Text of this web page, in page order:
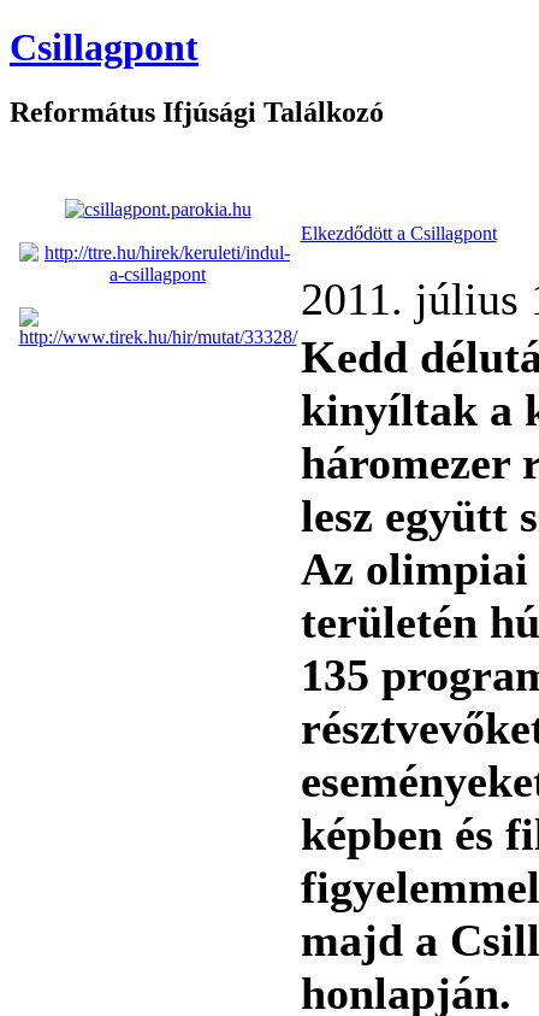
Csillagpont
Református Ifjúsági Találkozó
Elkezdődött a Csillagpont
2011. július
Kedd
kinyíltak a
háromezer
lesz együtt
Az olimpiai
területén
135
képben és
majd a
honlapján.